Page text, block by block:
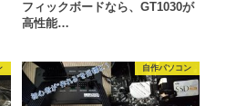
フィックボードなら、GT1030が
高性能…
自作パソコン